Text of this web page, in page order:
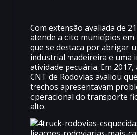
Com extensão avaliada de
atende a oito municípios em
que se destaca por abrigar
industrial madeireira e uma
atividade pecuária. Em 2017,
CNT de Rodovias avaliou
trechos apresentavam
operacional do transporte
alto.